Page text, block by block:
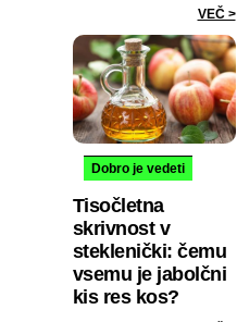
VEČ >
Dobro je vedeti
Tisočletna
skrivnost v
steklenički: čemu
vsemu je jabolčni
kis res kos?